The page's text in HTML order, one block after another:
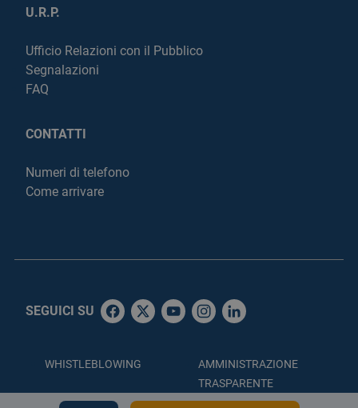
U.R.P.
Ufficio Relazioni con il Pubblico
Segnalazioni
FAQ
CONTATTI
Numeri di telefono
Come arrivare
SEGUICI SU
WHISTLEBLOWING
AMMINISTRAZIONE
TRASPARENTE